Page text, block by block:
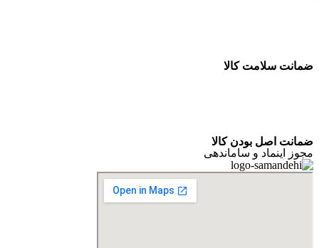
ضمانت سلامت کالا
ضمانت اصل بودن کالا
مجوز اینماد و ساماندهی